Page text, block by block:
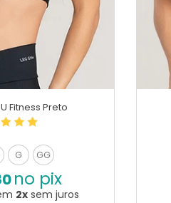
Fitness Preto
G GG
no pix
2xsem juros